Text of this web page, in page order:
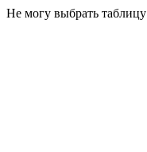
Не могу выбрать таблицу